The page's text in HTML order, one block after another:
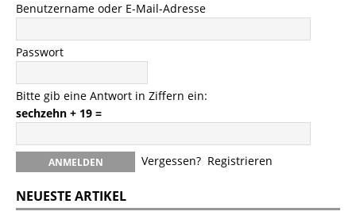
Benutzername oder E-Mail-Adresse
Passwort
Bitte gib eine Antwort in Ziffern ein:
sechzehn + 19 =
Vergessen? Registrieren
NEUESTE ARTIKEL